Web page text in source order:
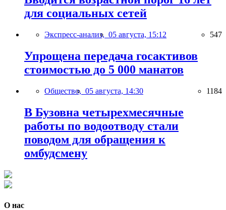
для социальных сетей
Экспресс-анализ, 05 августа, 15:12 547
Упрощена передача госактивов
стоимостью до 5 000 манатов
Общество, 05 августа, 14:30 1184
В Бузовна четырехмесячные
работы по водоотводу стали
поводом для обращения к
омбудсмену
О нас